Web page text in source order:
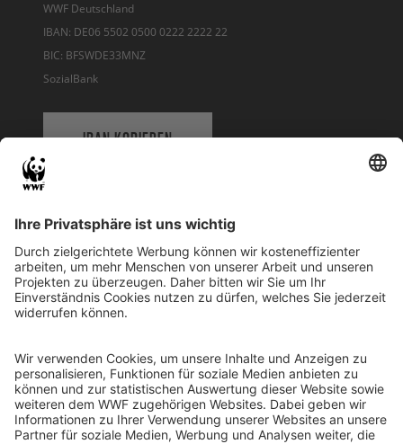
WWF Deutschland
IBAN: DE06 5502 0500 0222 2222 22
BIC: BFSWDE33MNZ
SozialBank
IBAN KOPIEREN
WWF Deutschland
Reinhardtstr. 18
10117 Berlin
Ihre Spende kann steuerlich geltend gemacht werden
Registriert als Stiftung WWF Deutschland, Senatsverwaltung für
Justiz Berlin, Az: 3416/976/2